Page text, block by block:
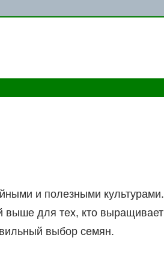
и полезными культурами.
выше для тех, кто выращивает
выбор семян.